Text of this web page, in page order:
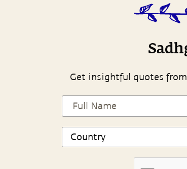
Get insightful quotes